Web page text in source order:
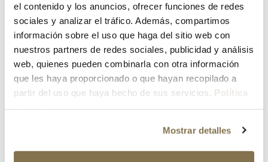
el contenido y los anuncios, ofrecer funciones de redes
sociales y analizar el tráfico. Además, compartimos
información sobre el uso que haga del sitio web con
nuestros partners de redes sociales, publicidad y análisis
web, quienes pueden combinarla con otra información
que les haya proporcionado o que hayan recopilado a
partir del uso que haya hecho de sus servicios. Política
Mostrar detalles
¿Has olvidado tu contraseña?